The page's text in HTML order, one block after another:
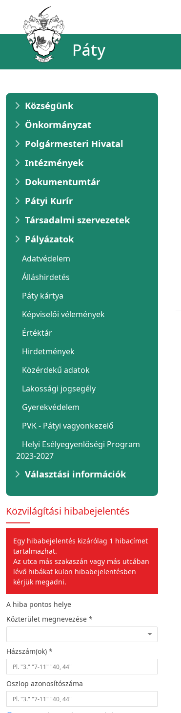
Páty
Községünk
Önkormányzat
Polgármesteri Hivatal
Intézmények
Dokumentumtár
Pátyi Kurír
Társadalmi szervezetek
Pályázatok
Adatvédelem
Álláshirdetés
Páty kártya
Képviselői vélemények
Értéktár
Hirdetmények
Közérdekű adatok
Lakossági jogsegély
Gyerekvédelem
PVK - Pátyi vagyonkezelő
Helyi Esélyegyenlőségi Program
2023-2027
Választási információk
Közvilágítási hibabejelentés
Egy hibabejelentés kizárólag 1 hibacímet
tartalmazhat.
Az utca más szakaszán vagy más utcában
lévő hibákat külön hibabejelentésben
kérjük megadni.
A hiba pontos helye
Közterület megnevezése *
Házszám(ok) *
Oszlop azonosítószáma